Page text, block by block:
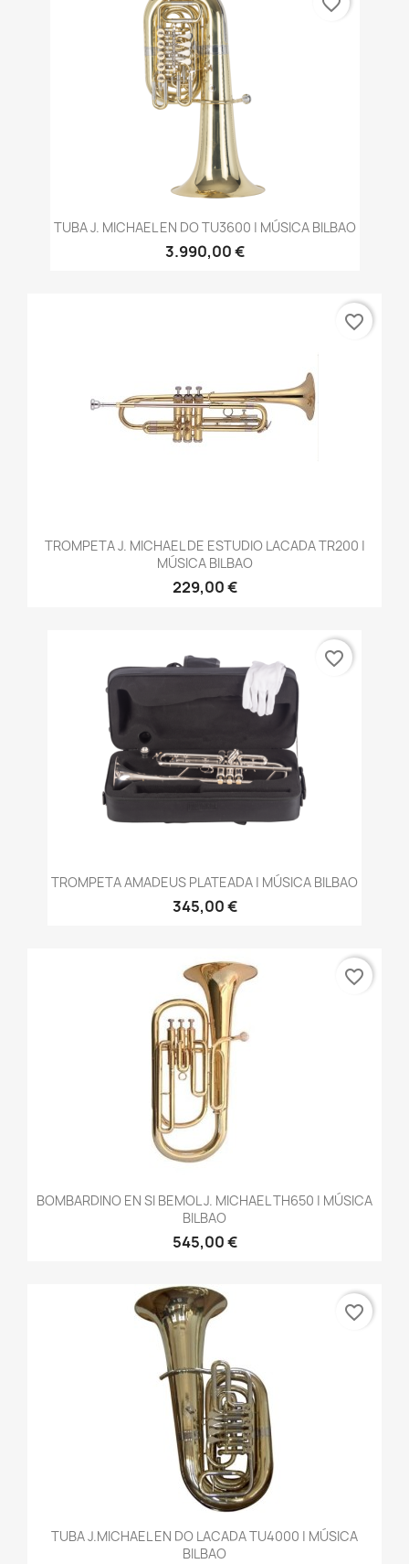
TUBA J. MICHAEL EN DO TU3600 | MÚSICA BILBAO
3.990,00 €
TROMPETA J. MICHAEL DE ESTUDIO LACADA TR200 |
MÚSICA BILBAO
229,00 €
favorite_border
TROMPETA AMADEUS PLATEADA | MÚSICA BILBAO
345,00 €
favorite_border
BOMBARDINO EN SI BEMOL J. MICHAEL TH650 | MÚSICA
BILBAO
545,00 €
favorite_border
TUBA J.MICHAEL EN DO LACADA TU4000 | MÚSICA
BILBAO
favorite_border